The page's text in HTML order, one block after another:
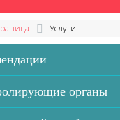
Услуги
органы